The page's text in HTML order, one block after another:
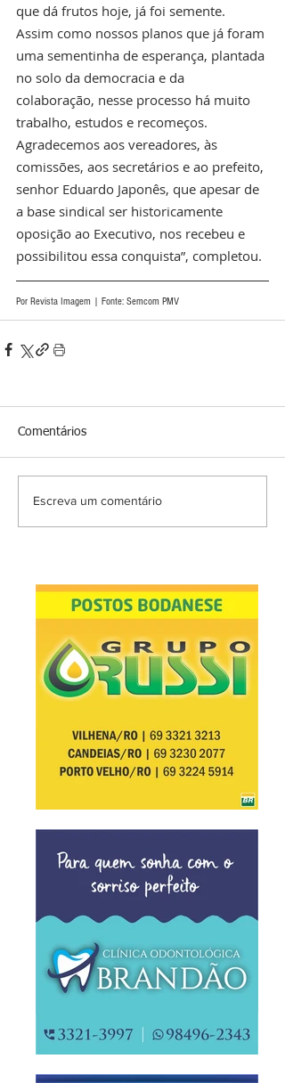
que dá frutos hoje, já foi semente.
Assim como nossos planos que já foram
uma sementinha de esperança, plantada
no solo da democracia e da
colaboração, nesse processo há muito
trabalho, estudos e recomeços.
Agradecemos aos vereadores, às
comissões, aos secretários e ao prefeito,
senhor Eduardo Japonês, que apesar de
a base sindical ser historicamente
oposição ao Executivo, nos recebeu e
possibilitou essa conquista”, completou.
Por Revista Imagem | Fonte: Semcom PMV
Comentários
Escreva um comentário